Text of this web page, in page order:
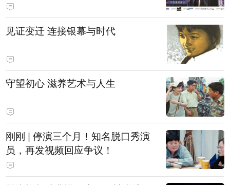
见证变迁 连接银幕与时代
守望初心 滋养艺术与人生
刚刚 | 停演三个月！知名脱口秀演
员，再发视频回应争议！